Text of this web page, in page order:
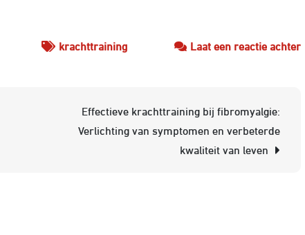
krachttraining Laat een reactie achterop
Effectieve krachttraining bij fibromyalgie:
Verlichting van symptomen en verbeterde
kwaliteit van leven